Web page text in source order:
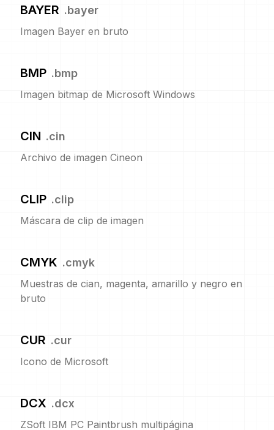
BAYER .bayer
Imagen Bayer en bruto
BMP .bmp
Imagen bitmap de Microsoft Windows
CIN .cin
Archivo de imagen Cineon
CLIP .clip
Máscara de clip de imagen
CMYK .cmyk
Muestras de cian, magenta, amarillo y negro en
bruto
CUR .cur
Icono de Microsoft
DCX .dcx
ZSoft IBM PC Paintbrush multipágina